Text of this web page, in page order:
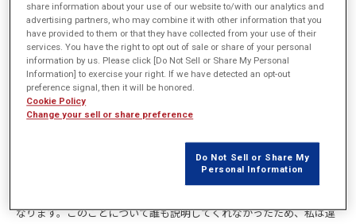
分岐と収斂
しかし、今更ですが、私はこのＶ字開発になんとなく、違和感を覚え
たため、その原因についていろいろ考えてきました。最近になってよ
うやく違和感の原因が分かったので、ここでご説明させていただこう
と思います。Ｖ字開発サイクルは一本道で表現されていますが、実際
のシステムや機器は複数のプラントから構成され、プラント自身も多
数の部品やサブアセンブリ、ソフトウェア、コントローラから構成さ
れています。したがって、システム/製品をスタートゴールとする構造
なります。このことについて誰も説明してくれなかったため、私は違
share information about your use of our website to/with our analytics and
advertising partners, who may combine it with other information that you
have provided to them or that they have collected from your use of their
services. You have the right to opt out of sale or share of your personal
information by us. Please click [Do Not Sell or Share My Personal
Information] to exercise your right. If we have detected an opt-out
preference signal, then it will be honored.
Cookie Policy
Change your sell or share preference
Do Not Sell or Share My
Personal Information